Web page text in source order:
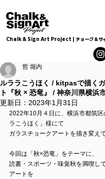
Chalk & Sign Art Project | チョーク＆サイ
ルララこうほく / kitpasで描く
ト『秋 × 恐竜』 / 神奈川県横浜
哲 堀内
更新日： 2023年1月31日
2022年10月４日に、横浜市都筑区
ラこうほく」様にて
ガラスチョークアートを描き変え
今回は「秋×恐竜」をテーマに、
読書・スポーツ・味覚秋を満喫し
アートを